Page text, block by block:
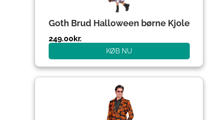
Goth Brud Halloween børne Kjole
249.00kr.
KØB NU